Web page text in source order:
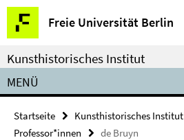
Springe
direkt
zu
Inhalt
Freie Universität Berlin
Service-
Navigation
Kunsthistorisches Institut
MENÜ
Startseite Kunsthistorisches Institut
Professor*innen
de Bruyn